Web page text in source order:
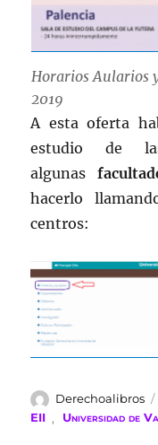
Horarios Aularios
2019
A esta oferta
estudio de
algunas
hacerlo
centros:
Autor
Derechoalibros
EII , Universidad de